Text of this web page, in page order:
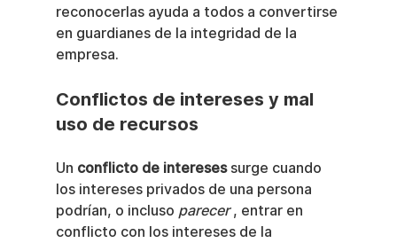
reconocerlas ayuda a todos a convertirse
en guardianes de la integridad de la
empresa.
Conflictos de intereses y mal
uso de recursos
Un conflicto de intereses surge cuando
los intereses privados de una persona
podrían, o incluso parecer , entrar en
conflicto con los intereses de la